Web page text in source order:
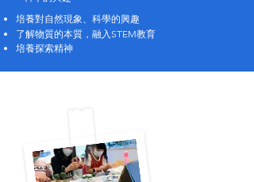
培養對自然現象、科學的興趣
了解物質的本質，融入STEM教育
培養探索精神